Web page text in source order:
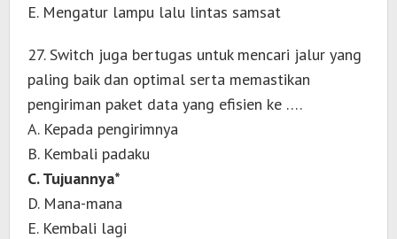
E. Mengatur lampu lalu lintas samsat
27. Switch juga bertugas untuk mencari jalur yang
paling baik dan optimal serta memastikan
pengiriman paket data yang efisien ke ….
A. Kepada pengirimnya
B. Kembali padaku
C. Tujuannya*
D. Mana-mana
E. Kembali lagi